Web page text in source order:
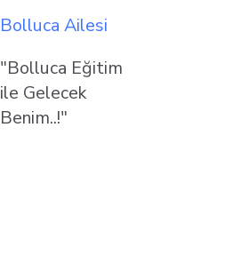
Bolluca Ailesi
"Bolluca Eğitim
ile Gelecek
Benim..!"